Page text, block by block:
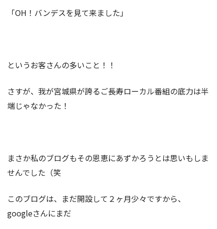
「OH！バンデスを見て来ました」
というお客さんの多いこと！！
さすが、我が宮城県が誇るご長寿ローカル番組の底力は半
端じゃなかった！
まさか私のブログもその恩恵にあずかろうとは思いもしま
せんでした（笑
このブログは、まだ開設して２ヶ月少々ですから、
googleさんにまだ